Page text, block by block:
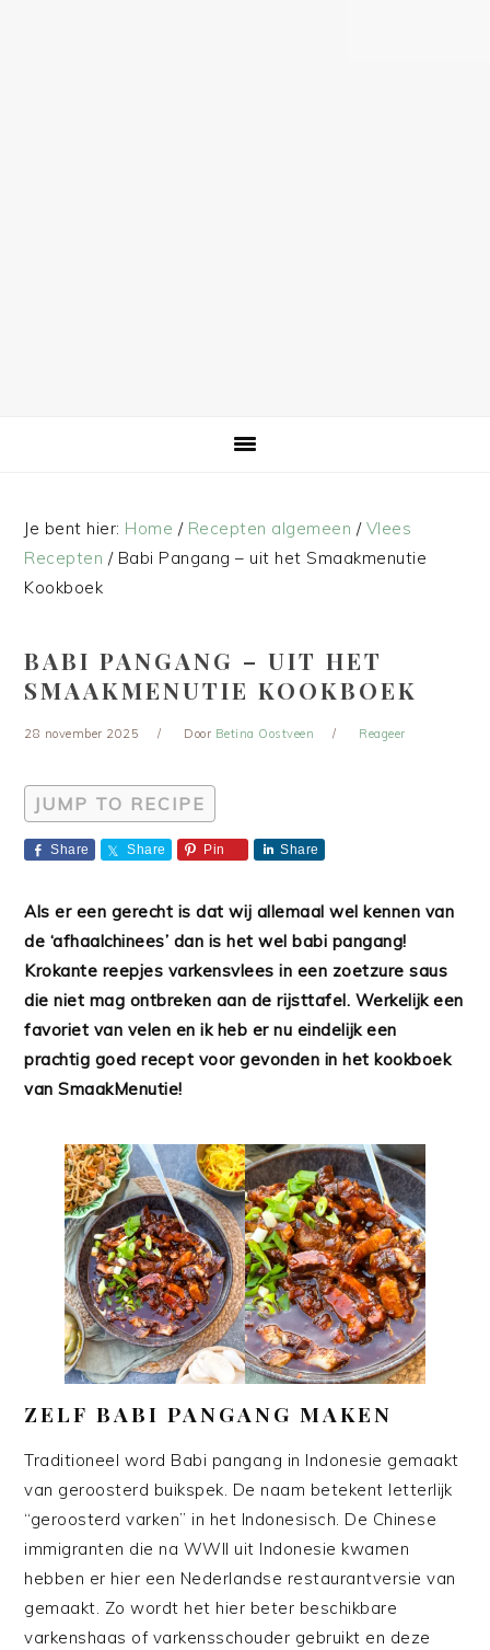
Je bent hier: Home / Recepten algemeen / Vlees
Recepten /Babi Pangang – uit het Smaakmenutie
Kookboek
BABI PANGANG – UIT HET
SMAAKMENUTIE KOOKBOEK
28 november 2025 Door Betina Oostveen Reageer
JUMP TO RECIPE
Share Share Pin Share
Als er een gerecht is dat wij allemaal wel kennen van
de ‘afhaalchinees’ dan is het wel babi pangang!
Krokante reepjes varkensvlees in een zoetzure saus
die niet mag ontbreken aan de rijsttafel. Werkelijk een
favoriet van velen en ik heb er nu eindelijk een
prachtig goed recept voor gevonden in het kookboek
van SmaakMenutie!
ZELF BABI PANGANG MAKEN
Traditioneel word Babi pangang in Indonesie gemaakt
van geroosterd buikspek. De naam betekent letterlijk
“geroosterd varken” in het Indonesisch. De Chinese
immigranten die na WWII uit Indonesie kwamen
hebben er hier een Nederlandse restaurantversie van
gemaakt. Zo wordt het hier beter beschikbare
varkenshaas of varkensschouder gebruikt en deze